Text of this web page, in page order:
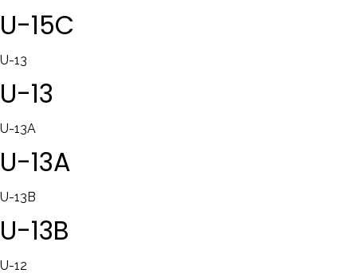
U-15C
U-13
U-13
U-13A
U-13A
U-13B
U-13B
U-12